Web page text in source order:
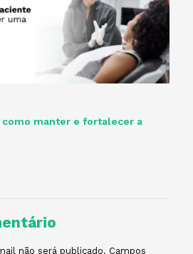
manter e fortalecer a
não será publicado. Campos